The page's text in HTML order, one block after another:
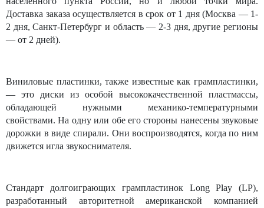
Доставка заказа осуществляется в срок от 1 дня (Москва — 1-
2 дня, Санкт-Петербург и область — 2-3 дня, другие регионы
— от 2 дней).
Виниловые пластинки, также известные как грампластинки,
— это диски из особой высококачественной пластмассы,
обладающей нужными механико-температурными
свойствами. На одну или обе его стороны нанесены звуковые
дорожки в виде спирали. Они воспроизводятся, когда по ним
движется игла звукоснимателя.
Стандарт долгоиграющих грампластинок Long Play (LP),
разработанный авторитетной американской компанией